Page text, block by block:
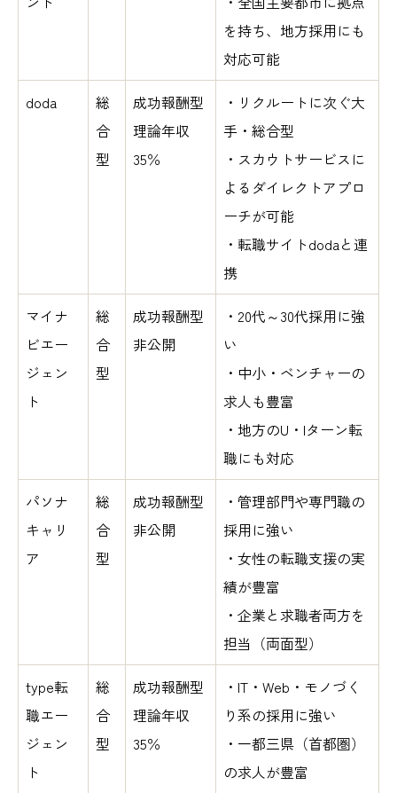
を持ち、地方採用にも
対応可能
doda
総
合
型
成功報酬型
理論年収
35％
・リクルートに次ぐ大
手・総合型
・スカウトサービスに
よるダイレクトアプロ
ーチが可能
・転職サイトdodaと連
携
マイナ
ビエー
ジェン
ト
総
合
型
成功報酬型
非公開
・20代～30代採用に強
い
・中小・ベンチャーの
求人も豊富
・地方のU・Iターン転
職にも対応
パソナ
キャリ
ア
総
合
型
成功報酬型
非公開
・管理部門や専門職の
採用に強い
・女性の転職支援の実
績が豊富
・企業と求職者両方を
担当（両面型）
type転
職エー
ジェン
ト
総
合
型
成功報酬型
理論年収
35％
・IT・Web・モノづく
り系の採用に強い
・一都三県（首都圏）
の求人が豊富